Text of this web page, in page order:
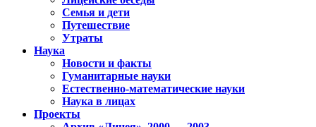
Семья и дети
Путешествие
Утраты
Наука
Новости и факты
Гуманитарные науки
Естественно-математические науки
Наука в лицах
Проекты